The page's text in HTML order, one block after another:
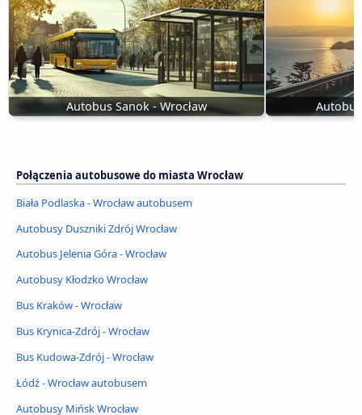
Autobus Sanok - Wrocław
Połączenia autobusowe do miasta Wrocław
Biała Podlaska - Wrocław autobusem
Autobusy Duszniki Zdrój Wrocław
Autobus Jelenia Góra - Wrocław
Autobusy Kłodzko Wrocław
Bus Kraków - Wrocław
Bus Krynica-Zdrój - Wrocław
Bus Kudowa-Zdrój - Wrocław
Łódź - Wrocław autobusem
Autobusy Mińsk Wrocław